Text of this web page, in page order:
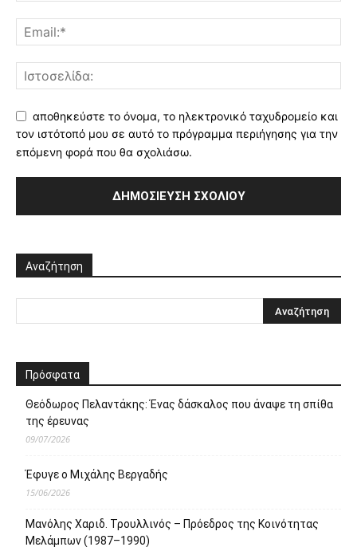
αποθηκεύστε το όνομα, το ηλεκτρονικό ταχυδρομείο και
τον ιστότοπό μου σε αυτό το πρόγραμμα περιήγησης για την
επόμενη φορά που θα σχολιάσω.
Αναζήτηση
Πρόσφατα
Θεόδωρος Πελαντάκης: Ένας δάσκαλος που άναψε τη σπίθα
της έρευνας
09/07/2026
Έφυγε ο Μιχάλης Βεργαδής
15/06/2026
Μανόλης Χαριδ. Τρουλλινός – Πρόεδρος της Κοινότητας
Μελάμπων (1987–1990)